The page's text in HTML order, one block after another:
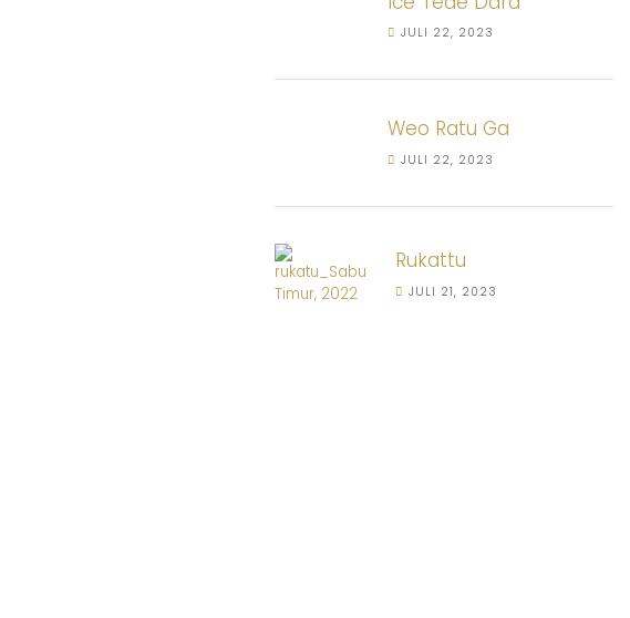
JULI 22, 2023
Weo Ratu Ga
JULI 22, 2023
Rukattu
JULI 21, 2023